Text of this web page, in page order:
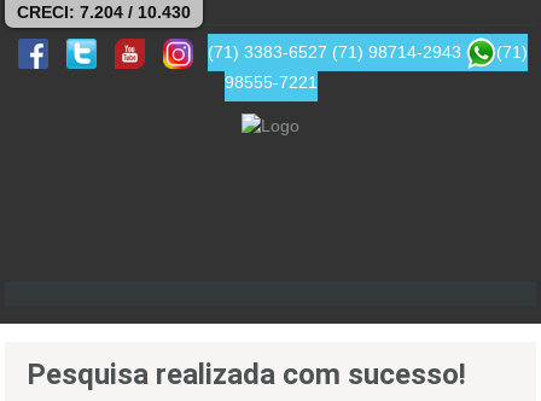
CRECI: 7.204 / 10.430
(71) 3383-6527 (71) 98714-2943
(71)
98555-7221
Pesquisa realizada com sucesso!